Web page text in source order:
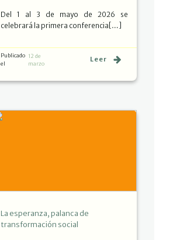
Del 1 al 3 de mayo de 2026 se
celebrará la primera conferencia[…]
Publicado
el
12 de
marzo
Leer
La esperanza, palanca de
transformación social